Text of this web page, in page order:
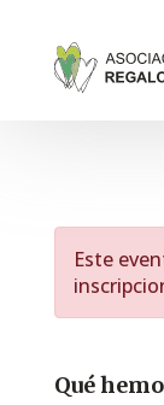
Este
Qué